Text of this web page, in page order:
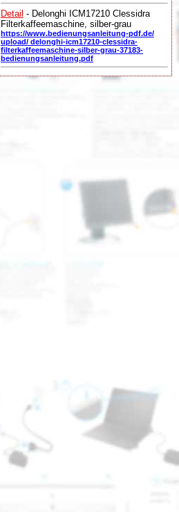
Detail - Delonghi ICM17210 Clessidra
Filterkaffeemaschine, silber-grau
https://www.bedienungsanleitung-pdf.de/
upload/ delonghi-icm17210-clessidra-
filterkaffeemaschine-silber-grau-37183-
bedienungsanleitung.pdf